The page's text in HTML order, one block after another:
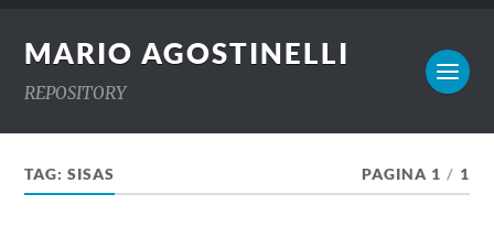
MARIO AGOSTINELLI
REPOSITORY
TAG:SISAS PAGINA 1 / 1